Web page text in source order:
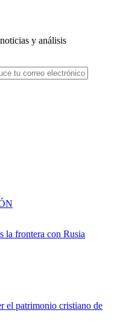
y análisis
la frontera con Rusia
el patrimonio cristiano de